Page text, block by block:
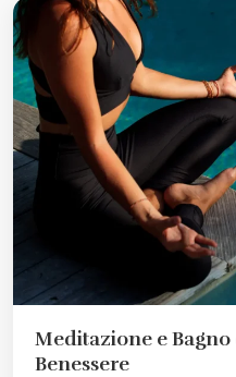
Meditazione e
Benessere